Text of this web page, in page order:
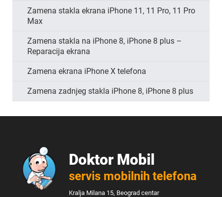
Zamena stakla ekrana iPhone 11, 11 Pro, 11 Pro
Max
Zamena stakla na iPhone 8, iPhone 8 plus –
Reparacija ekrana
Zamena ekrana iPhone X telefona
Zamena zadnjeg stakla iPhone 8, iPhone 8 plus
Doktor Mobil
servis mobilnih telefona
Kralja Milana 15, Beograd centar